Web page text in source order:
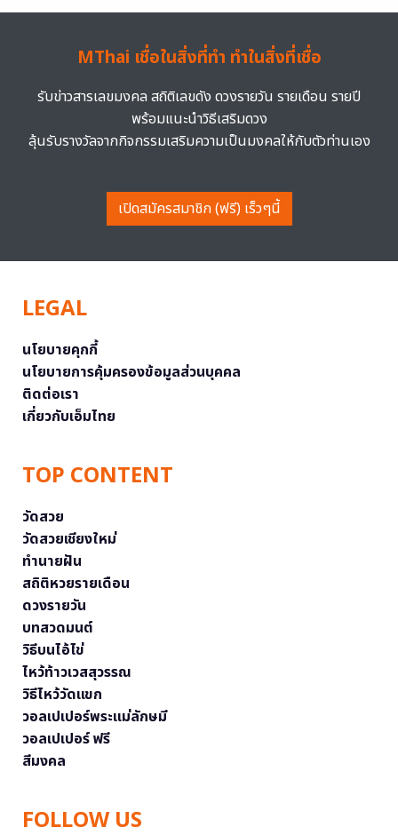
MThai เชื่อในสิ่งที่ทำ ทำในสิ่งที่เชื่อ
รับข่าวสารเลขมงคล สถิติเลขดัง ดวงรายวัน รายเดือน รายปี
พร้อมแนะนำวิธีเสริมดวง
ลุ้นรับรางวัลจากกิจกรรมเสริมความเป็นมงคลให้กับตัวท่านเอง
เปิดสมัครสมาชิก (ฟรี) เร็วๆนี้
LEGAL
นโยบายคุกกี้
นโยบายการคุ้มครองข้อมูลส่วนบุคคล
ติดต่อเรา
เกี่ยวกับเอ็มไทย
TOP CONTENT
วัดสวย
วัดสวยเชียงใหม่
ทำนายฝัน
สถิติหวยรายเดือน
ดวงรายวัน
บทสวดมนต์
วิธีบนไอ้ไข่
ไหว้ท้าวเวสสุวรรณ
วิธีไหว้วัดแขก
วอลเปเปอร์พระแม่ลักษมี
วอลเปเปอร์ ฟรี
สีมงคล
FOLLOW US